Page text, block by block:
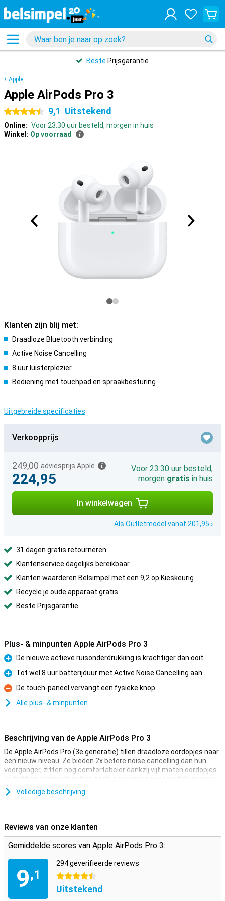
Beste Prijsgarantie
Apple
Apple AirPods Pro 3
4.5 sterren
9,1 Uitstekend
Online: Voor 23:30 uur besteld, morgen in huis
Winkel: Op voorraad
Klanten zijn blij met:
Draadloze Bluetooth verbinding
Active Noise Cancelling
8 uur luisterplezier
Bediening met touchpad en spraakbesturing
Uitgebreide specificaties
Verkoopprijs
249,00 adviesprijs Apple
224,95
Voor 23:30 uur besteld,
morgen gratis in huis
In winkelwagen
Als Outletmodel vanaf 201,95 ›
31 dagen gratis retourneren
Klantenservice dagelijks bereikbaar
Klanten waarderen Belsimpel met een 9,2 op Kieskeurig
Recycle je oude apparaat gratis
Beste Prijsgarantie
Plus- & minpunten Apple AirPods Pro 3
Pluspunt
De nieuwe actieve ruisonderdrukking is krachtiger dan ooit
Pluspunt
Tot wel 8 uur batterijduur met Active Noise Cancelling aan
Minpunt
De touch-paneel vervangt een fysieke knop
Alle plus- & minpunten
Beschrijving van de Apple AirPods Pro 3
De Apple AirPods Pro (3e generatie) tillen draadloze oordopjes naar
een nieuw niveau. Ze bieden 2x betere noise cancelling dan hun
voorganger, zitten nog comfortabeler dankzij vijf maten oordopjes
en hebben slimme functies zoals een ingebouwde hartslagsensor.
Tijdens je workout meet je direct je hartslag, zelfs bij krachttraining
in de sportschool. Ze zijn water- en zweetbestendig (IP57), gaan
Slimme workout-functies en hartslagmeting
Met de ingebouwde hartslagsensor houd je je gezondheid en
inspanning goed in de gaten. Tijdens het sporten registreer je je
hartslag direct via je AirPods. Dit werkt samen met de Gezondheid-
en Workout-apps op je iPhone. Of je nou gaat hardlopen, wandelen
of een gym workout doet, de Apple AirPods Pro (3e generatie)
helpen je je prestaties te volgen, zonder extra wearables nodig te
Volledige beschrijving
Reviews van onze klanten
Gemiddelde scores van Apple AirPods Pro 3:
9,1
294 geverifieerde reviews
4.5 sterren
Uitstekend